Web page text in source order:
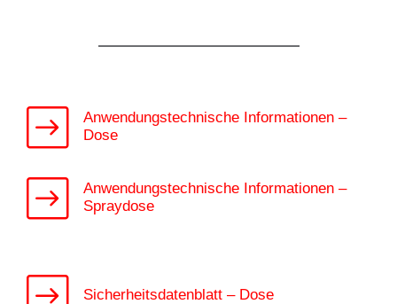
Anwendungstechnische Informationen –
Dose
Anwendungstechnische Informationen –
Spraydose
Sicherheitsdatenblatt – Dose